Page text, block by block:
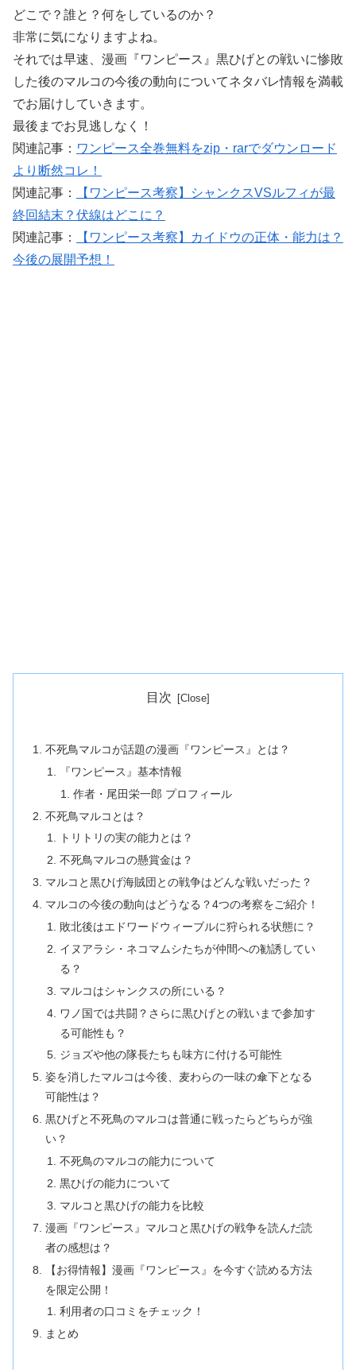
どこで？誰と？何をしているのか？
非常に気になりますよね。
それでは早速、漫画『ワンピース』黒ひげとの戦いに惨敗
した後のマルコの今後の動向についてネタバレ情報を満載
でお届けしていきます。
最後までお見逃しなく！
関連記事： ワンピース全巻無料をzip・rarでダウンロード
より断然コレ！
関連記事：
【ワンピース考察】シャンクスVSルフィが最
終回結末？伏線はどこに？
関連記事：
【ワンピース考察】カイドウの正体・能力は？
今後の展開予想！
目次
不死鳥マルコが話題の漫画『ワンピース』とは？
『ワンピース』基本情報
作者・尾田栄一郎 プロフィール
不死鳥マルコとは？
トリトリの実の能力とは？
不死鳥マルコの懸賞金は？
マルコと黒ひげ海賊団との戦争はどんな戦いだった？
マルコの今後の動向はどうなる？4つの考察をご紹介！
敗北後はエドワードウィーブルに狩られる状態に？
イヌアラシ・ネコマムシたちが仲間への勧誘してい
る？
マルコはシャンクスの所にいる？
ワノ国では共闘？さらに黒ひげとの戦いまで参加す
る可能性も？
ジョズや他の隊長たちも味方に付ける可能性
姿を消したマルコは今後、麦わらの一味の傘下となる
可能性は？
黒ひげと不死鳥のマルコは普通に戦ったらどちらが強
い？
不死鳥のマルコの能力について
黒ひげの能力について
マルコと黒ひげの能力を比較
漫画『ワンピース』マルコと黒ひげの戦争を読んだ読
者の感想は？
【お得情報】漫画『ワンピース』を今すぐ読める方法
を限定公開！
利用者の口コミをチェック！
まとめ